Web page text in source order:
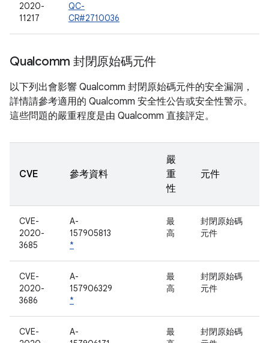
2020-
11217
QC-
CR#2710036
Qualcomm 封閉原始碼元件
以下列出會影響 Qualcomm 封閉原始碼元件的安全漏洞，
詳情請參考適用的 Qualcomm 安全性公告或安全性警示。
這些問題的嚴重程度是由 Qualcomm 直接評定。
CVE 參考資料
嚴
重
性
元件
CVE-
2020-
3685
A-
157905813
*
最
高
封閉原始碼
元件
CVE-
2020-
3686
A-
157906329
*
最
高
封閉原始碼
元件
CVE-
A-
最
封閉原始碼